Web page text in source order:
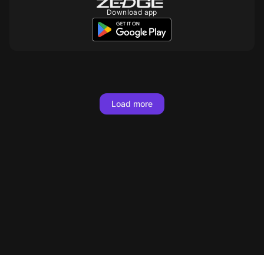
Download app
Load more